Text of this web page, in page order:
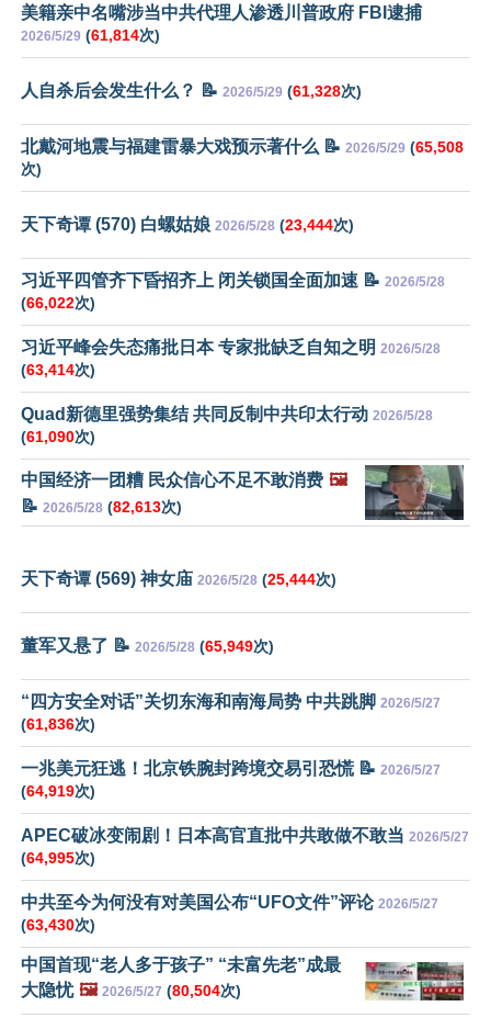
美籍亲中名嘴涉当中共代理人渗透川普政府 FBI逮捕
2026/5/29 (61,814次)
人自杀后会发生什么？ 📝 2026/5/29 (61,328次)
北戴河地震与福建雷暴大戏预示著什么 📝 2026/5/29 (65,508
次)
天下奇谭 (570) 白螺姑娘 2026/5/28 (23,444次)
习近平四管齐下昏招齐上 闭关锁国全面加速 📝 2026/5/28
(66,022次)
习近平峰会失态痛批日本 专家批缺乏自知之明 2026/5/28
(63,414次)
Quad新德里强势集结 共同反制中共印太行动 2026/5/28
(61,090次)
中国经济一团糟 民众信心不足不敢消费 🖼️
📝 2026/5/28 (82,613次)
天下奇谭 (569) 神女庙 2026/5/28 (25,444次)
董军又悬了 📝 2026/5/28 (65,949次)
“四方安全对话”关切东海和南海局势 中共跳脚 2026/5/27
(61,836次)
一兆美元狂逃！北京铁腕封跨境交易引恐慌 📝 2026/5/27
(64,919次)
APEC破冰变闹剧！日本高官直批中共敢做不敢当 2026/5/27
(64,995次)
中共至今为何没有对美国公布“UFO文件”评论 2026/5/27
(63,430次)
中国首现“老人多于孩子” “未富先老”成最
大隐忧 🖼️ 2026/5/27 (80,504次)